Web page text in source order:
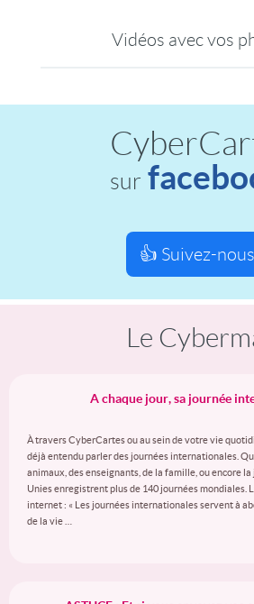
Vidéos avec vos
sur
👍 Suivez-
Le
A chaque jour, sa journée
À travers CyberCartes ou au sein de votre vie
déjà entendu parler des journées internationales.
animaux, des enseignants, de la famille, ou encore
Unies enregistrent plus de 140 journées mondiales.
internet : « Les journées internationales servent à
de la vie …